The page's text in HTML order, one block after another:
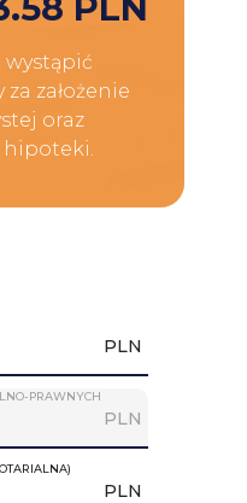
wystąpić
założenie
oraz
PLN
PRAWNYCH
PLN
PLN